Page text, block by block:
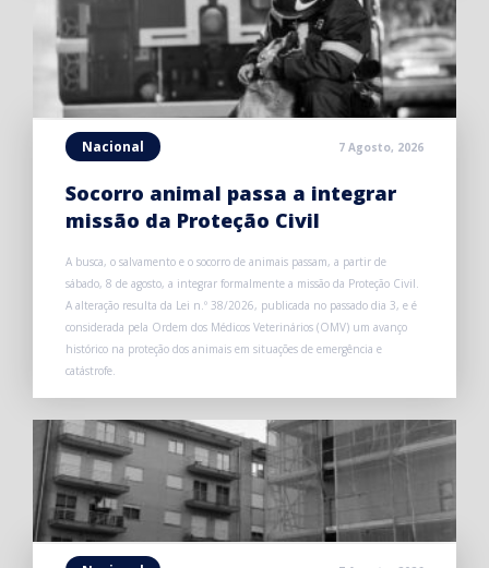
Nacional 7 Agosto, 2026
Socorro animal passa a integrar
missão da Proteção Civil
A busca, o salvamento e o socorro de animais passam, a partir de
sábado, 8 de agosto, a integrar formalmente a missão da Proteção Civil.
A alteração resulta da Lei n.º 38/2026, publicada no passado dia 3, e é
considerada pela Ordem dos Médicos Veterinários (OMV) um avanço
histórico na proteção dos animais em situações de emergência e
catástrofe.